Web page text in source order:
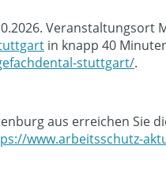
Veranstaltungsort
in knapp 40
stuttgart/.
aus erreichen Sie
www.arbeitsschutz-